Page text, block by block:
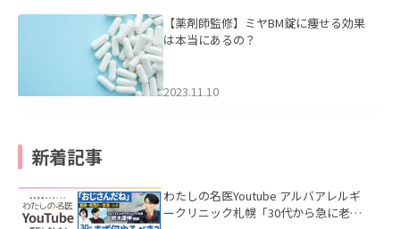
【薬剤師監修】ミヤBM錠に痩せる効果
は本当にあるの？
2023.11.10
新着記事
わたしの名医Youtube アルバアレルギ
ークリニック札幌「30代から急に老け